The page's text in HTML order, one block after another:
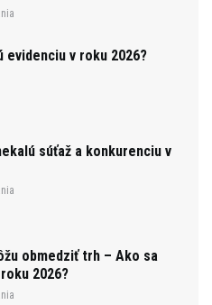
evidenciu v roku 2026?
súťaž a konkurenciu v
obmedziť trh – Ako sa
2026?